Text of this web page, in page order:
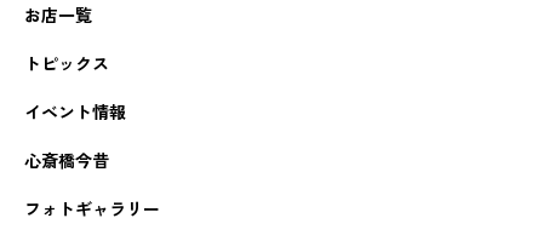
お店一覧
トピックス
イベント情報
心斎橋今昔
フォトギャラリー